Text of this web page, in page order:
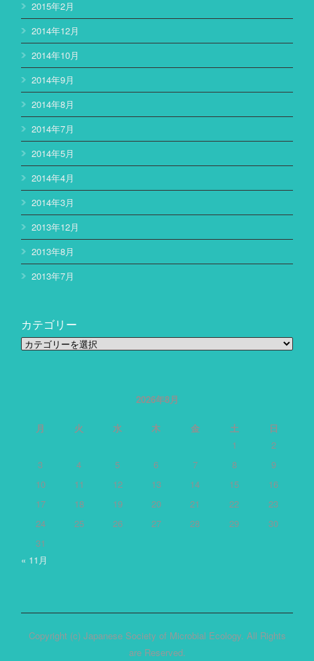
2015年2月
2014年12月
2014年10月
2014年9月
2014年8月
2014年7月
2014年5月
2014年4月
2014年3月
2013年12月
2013年8月
2013年7月
カテゴリー
カ
2026年8月
月 火 水 木 金 土
日
1
2
3
4 5 6 7 8
9
10
11 12 13 14 15
16
17
18 19 20 21 22
23
24
25 26 27 28 29
30
31
« 11月
Copyright (c) Japanese Society of Microbial Ecology. All Rights
are Reserved.